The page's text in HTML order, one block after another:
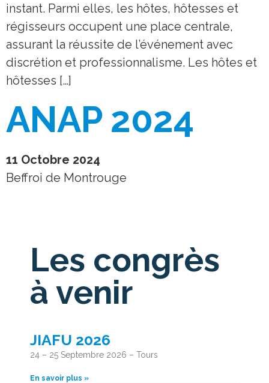
instant. Parmi elles, les hôtes, hôtesses et
régisseurs occupent une place centrale,
assurant la réussite de l’événement avec
discrétion et professionnalisme. Les hôtes et
hôtesses […]
ANAP 2024
11 Octobre 2024
Beffroi de Montrouge
Les congrès
à venir
JIAFU 2026
24 – 25 Septembre 2026 – Tours
En savoir plus »